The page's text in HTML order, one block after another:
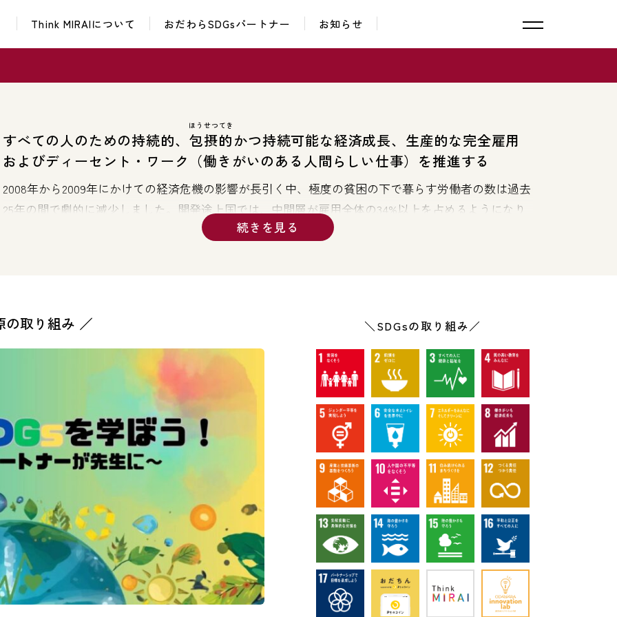
Think MIRAIについて
イベント・催し
おだちん
おだわらSDGsパートナー
課題解決ワークショップ
次世代
おだわら市民学校
お知らせ
普及啓発グッズ
次世代
すべての人のための持続的、 包摂的
ほうせつてき
かつ持続可能な経済成長、生産的な完全雇用
およびディーセント・ワーク（働きがいのある人間らしい仕事）を推進する
2008年から2009年にかけての経済危機の影響が長引く中、極度の貧困の下で暮らす労働者の数は過去
25年の間で劇的に減少しました。開発途上国では、中間層が雇用全体の34%以上を占めるようになり
ましたが、この割合は1991年から2015年までの間に、ほぼ3倍に増えています。
持続可能な開発目標（SDGs）は、生産性の向上と技術革新により、持続的な経済成長を促進するこ
とを狙いとしています。これを達成するためには、起業と雇用創出を促す政策の推進だけでなく、強
制労働や奴隷制、人身取引を根絶するための効果的な措置を取ることも重要です。こうしたターゲッ
トに留意しつつ、2030年までにすべての女性と男性の完全かつ生産的な雇用とディーセント・ワーク
（働きがいのある人間らしい仕事）を達成することを目標としています。
ディーセント・ワーク（働きがいのある人間らしい仕事）は、持続可能な開発のための2030アジェン
ダを構成する17のグローバル目標の一つです。複数の目標を同時に達成するためには、包括的なアプ
ターゲット
8.1
各国の状況に応じて、一人当たり経済成長率を持続させる。特に後発開発途上国は少なくとも年率７%の成長率
を保つ。
8.2
高付加価値セクターや労働集約型セクターに重点を置くことなどにより、多様化、技術向上及びイノベーション
の取り組み ／ ＼SDGsの取り組み／